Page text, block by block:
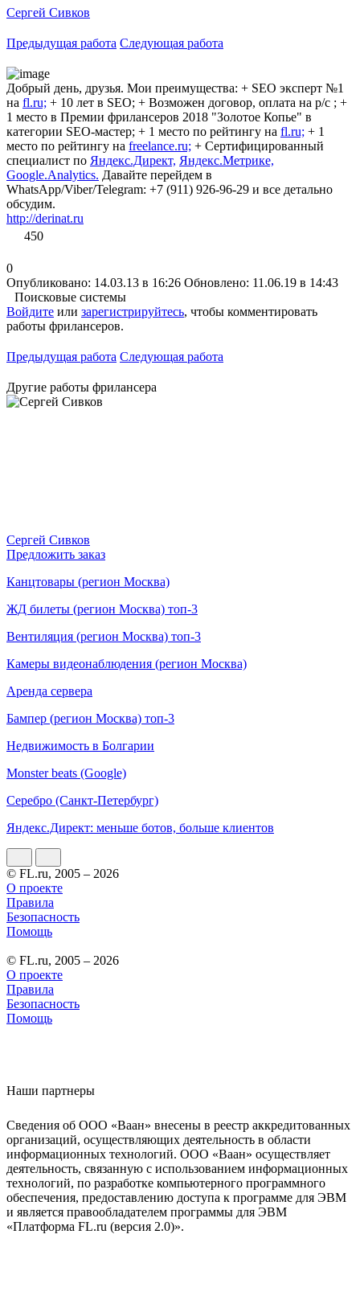
Сергей Сивков
Предыдущая работа Следующая работа
Добрый день, друзья. Мои преимущества: + SEO эксперт №1
на fl.ru; + 10 лет в SEO; + Возможен договор, оплата на р/с ; +
1 место в Премии фрилансеров 2018 "Золотое Копье" в
категории SEO-мастер; + 1 место по рейтингу на fl.ru; + 1
место по рейтингу на freelance.ru; + Сертифицированный
специалист по Яндекс.Директ, Яндекс.Метрике,
Google.Analytics. Давайте перейдем в
WhatsApp/Viber/Telegram: +7 (911) 926-96-29 и все детально
обсудим.
http://derinat.ru
450
0
Опубликовано: 14.03.13 в 16:26 Обновлено: 11.06.19 в 14:43
Поисковые системы
Войдите или зарегистрируйтесь, чтобы комментировать
работы фрилансеров.
Предыдущая работа Следующая работа
Другие работы фрилансера
Сергей Сивков
Предложить заказ
Канцтовары (регион Москва)
ЖД билеты (регион Москва) топ-3
Вентиляция (регион Москва) топ-3
Камеры видеонаблюдения (регион Москва)
Аренда сервера
Бампер (регион Москва) топ-3
Недвижимость в Болгарии
Monster beats (Google)
Серебро (Санкт-Петербург)
Яндекс.Директ: меньше ботов, больше клиентов
© FL.ru, 2005 – 2026
О проекте
Правила
Безопасность
Помощь
© FL.ru, 2005 – 2026
О проекте
Правила
Безопасность
Помощь
Наши партнеры
Сведения об ООО «Ваан» внесены в реестр аккредитованных
организаций, осуществляющих деятельность в области
информационных технологий. ООО «Ваан» осуществляет
деятельность, связанную с использованием информационных
технологий, по разработке компьютерного программного
обеспечения, предоставлению доступа к программе для ЭВМ
и является правообладателем программы для ЭВМ
«Платформа FL.ru (версия 2.0)».